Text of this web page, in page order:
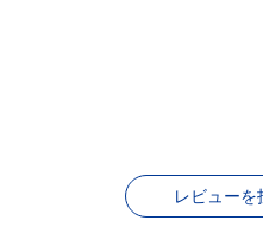
レビューを